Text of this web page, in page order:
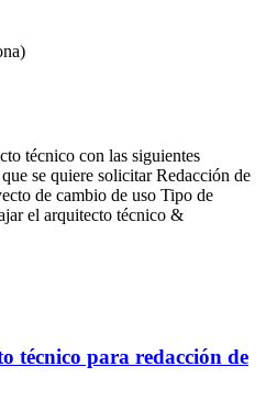
técnico con las siguientes
se quiere solicitar Redacción de
de cambio de uso Tipo de
el arquitecto técnico &
técnico para redacción de